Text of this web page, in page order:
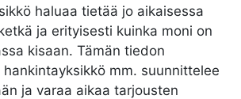
haluaa tietää jo aikaisessa
ja erityisesti kuinka moni on
kisaan. Tämän tiedon
hankintayksikkö mm. suunnittelee
ja varaa aikaa tarjousten